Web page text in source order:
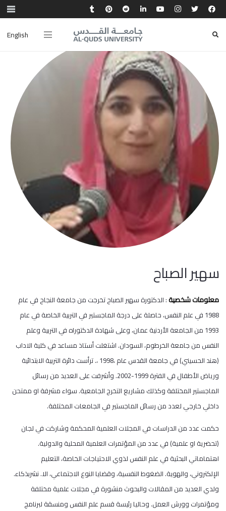
English
سهير الصباح
معلومات شخصية: الدكتورة سهير الصباح تخرجت من جامعة النجاح في عام
1988 في علم النفس، حاصلة على درجة الماجستير في التربية الخاصة في عام
1993 من الجامعة الأردنية عمان، وعلى شهادة الدكتوراه في التربية وعلم
النفس من جامعة الخرطوم، السودان. اشتغلت أستاذ مساعد في كلية الاداب
(هند الحسيني) في جامعة القدس عام ،1998 ،. ترأست دائرة التربية الابتدائية
ورياض الأطفال في الفترة 1999-2002. وأشرفت على العديد من رسائل
الماجستير المختلفة وكذلك مشاريع التخرج الجامعية. سواء مشرفة او ممتحن
داخلي خارجي لعدد من رسائل الماجستير في الجامعات المختلفة.
حكمت عدد من الدراسات في المجلات العلمية المحكمة وشاركت في لجان
(تحضرية او علمية) في عدد من المؤتمرات العلمية المحلية والدولية.
اهتماماتي البحثية في علم النفس لذوي الاحتياجات الخاصة، التعليم
الإلكتروني، والهوية. الضغوط النفسية، وقضايا النوع الاجتماعي، الا. نشربذكاء.
ولدي العديد من المقالات والبحوث منشورة في مجلات علمية مختلفة
ومؤتمرات وورش العمل. وحاليا رئيسة قسم علم النفس ومنسقة لبرنامج